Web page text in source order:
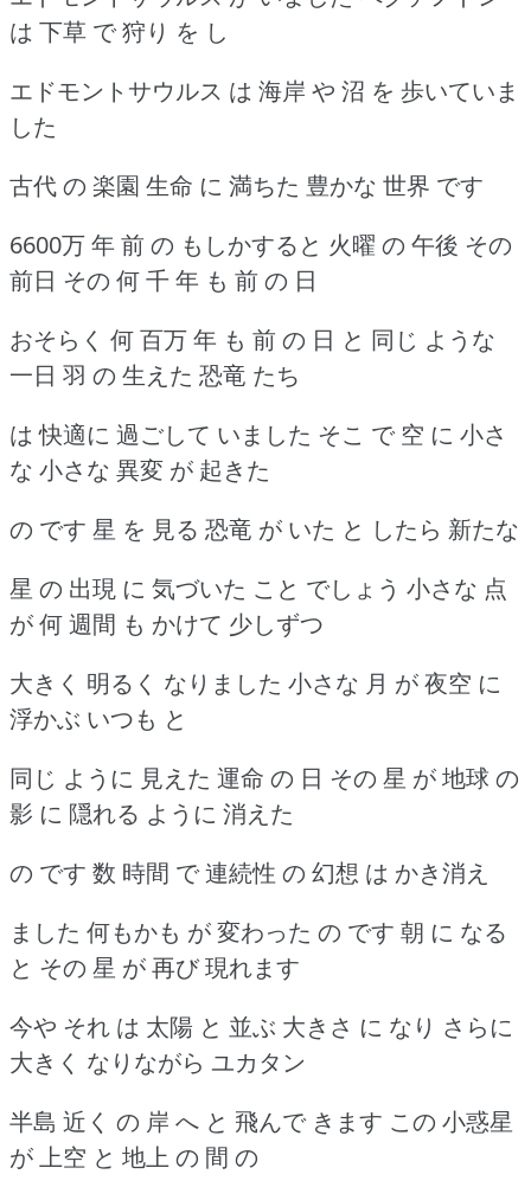
は 下草 で 狩り を し
エドモントサウルス は 海岸 や 沼 を 歩いていま
した
古代 の 楽園 生命 に 満ちた 豊かな 世界 です
6600万 年 前 の もしかすると 火曜 の 午後 その
前日 その 何 千 年 も 前 の 日
おそらく 何 百万 年 も 前 の 日 と 同じ ような
一日 羽 の 生えた 恐竜 たち
は 快適に 過ごして いました そこ で 空 に 小さ
な 小さな 異変 が 起きた
の です 星 を 見る 恐竜 が いた と したら 新たな
星 の 出現 に 気づいた こと でしょう 小さな 点
が 何 週間 も かけて 少しずつ
大きく 明るく なりました 小さな 月 が 夜空 に
浮かぶ いつも と
同じ ように 見えた 運命 の 日 その 星 が 地球 の
影 に 隠れる ように 消えた
の です 数 時間 で 連続性 の 幻想 は かき消え
ました 何もかも が 変わった の です 朝 に なる
と その 星 が 再び 現れます
今や それ は 太陽 と 並ぶ 大きさ に なり さらに
大きく なりながら ユカタン
半島 近く の 岸 へ と 飛んで きます この 小惑星
が 上空 と 地上 の 間 の